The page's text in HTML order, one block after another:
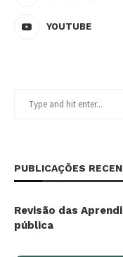
YOUTUBE
PUBLICAÇÕES
Revisão das
pública